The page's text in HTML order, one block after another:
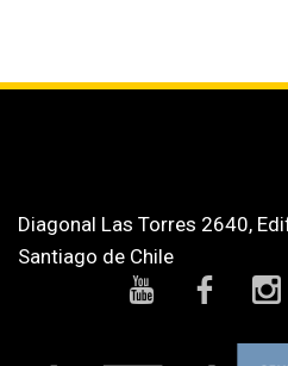
Diagonal Las Torres 2640,
Santiago de Chile